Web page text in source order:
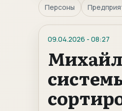
Персоны
09.04.2026 - 08:27